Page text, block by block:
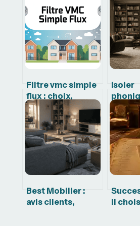
Filtre vmc simple
flux : choix,
entretien et
erreurs à éviter
Isoler
une
de
silence
Best Mobilier :
avis clients,
il